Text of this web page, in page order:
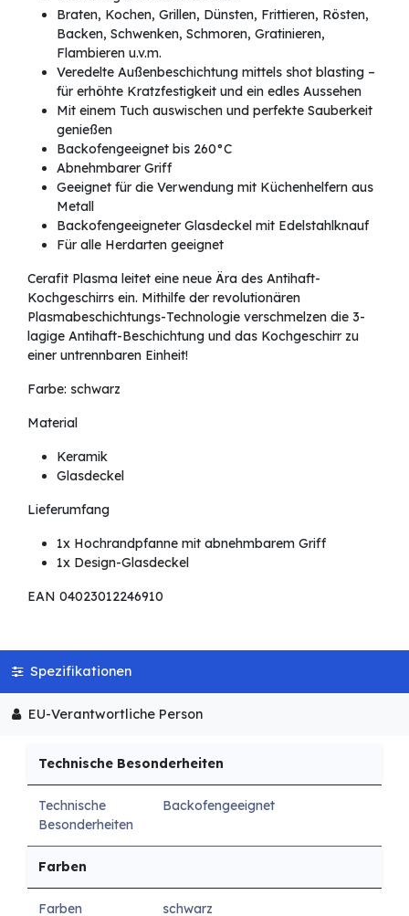
Braten, Kochen, Grillen, Dünsten, Frittieren, Rösten,
Backen, Schwenken, Schmoren, Gratinieren,
Flambieren u.v.m.
Veredelte Außenbeschichtung mittels shot blasting –
für erhöhte Kratzfestigkeit und ein edles Aussehen
Mit einem Tuch auswischen und perfekte Sauberkeit
genießen
Backofengeeignet bis 260°C
Abnehmbarer Griff
Geeignet für die Verwendung mit Küchenhelfern aus
Metall
Backofengeeigneter Glasdeckel mit Edelstahlknauf
Für alle Herdarten geeignet
Cerafit Plasma leitet eine neue Ära des Antihaft-
Kochgeschirrs ein. Mithilfe der revolutionären
Plasmabeschichtungs-Technologie verschmelzen die 3-
lagige Antihaft-Beschichtung und das Kochgeschirr zu
einer untrennbaren Einheit!
Farbe: schwarz
Material
Keramik
Glasdeckel
Lieferumfang
1x Hochrandpfanne mit abnehmbarem Griff
1x Design-Glasdeckel
EAN 04023012246910
Spezifikationen
EU-Verantwortliche Person
Technische Besonderheiten
Technische
Besonderheiten
Backofengeeignet
Farben
Farben schwarz